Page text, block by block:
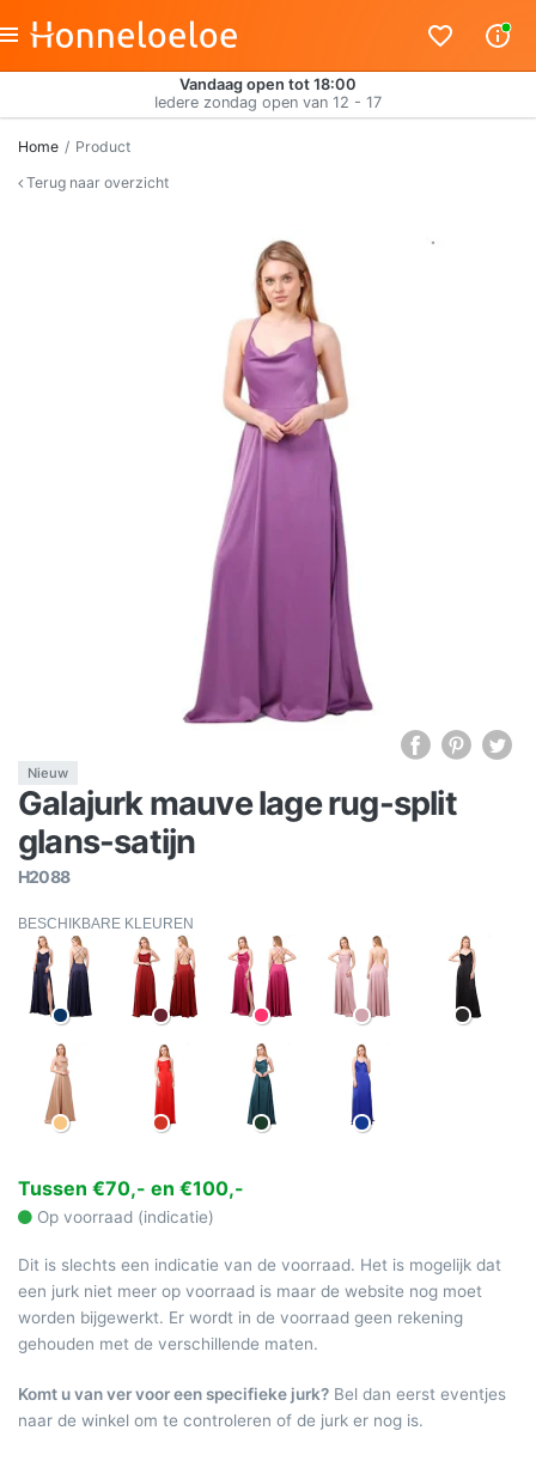
Vandaag open tot 18:00
Iedere zondag open van 12 - 17
Home
Product
Terug naar overzicht
Nieuw
Galajurk mauve lage rug-split
glans-satijn
H2088
BESCHIKBARE KLEUREN
Tussen €70,- en €100,-
Op voorraad (indicatie)
Dit is slechts een indicatie van de voorraad. Het is mogelijk dat
een jurk niet meer op voorraad is maar de website nog moet
worden bijgewerkt. Er wordt in de voorraad geen rekening
gehouden met de verschillende maten.
Komt u van ver voor een specifieke jurk? Bel dan eerst eventjes
naar de winkel om te controleren of de jurk er nog is.